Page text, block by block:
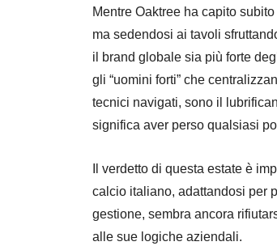
​Mentre Oaktree ha capito
ma sedendosi ai tavoli
il brand globale sia più forte
gli “uomini forti” che
tecnici navigati, sono il
significa aver perso qualsiasi
Il verdetto di questa estate è
calcio italiano, adattandosi per
gestione, sembra ancora
alle sue logiche aziendali.